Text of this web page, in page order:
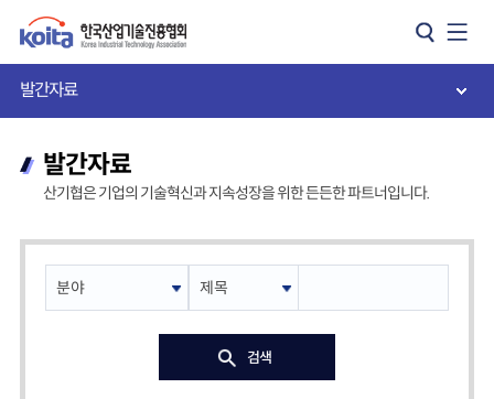
발간자료
발간자료
산기협은 기업의 기술혁신과 지속성장을 위한 든든한 파트너입니다.
검색